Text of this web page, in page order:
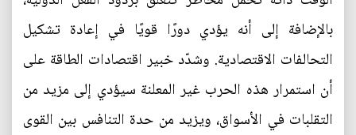
بالإضافة إلى أنه يؤدي دورًا قويًا في إعادة تشكيل
التحالفات الاقتصادية. وشدّد خبير اقتصادات الطاقة على
أن استمرار هذه الحرب غير المعلنة سيؤدي إلى مزيد من
التقلبات في الأسواق، ويزيد من حدة التنافس بين القوى